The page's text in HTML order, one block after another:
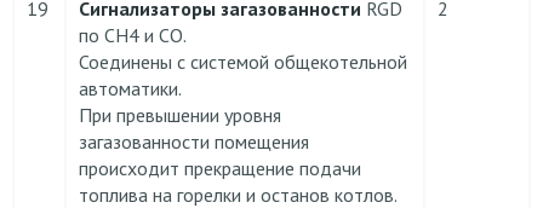
19 Сигнализаторы загазованности RGD
по CH4 и CO.
Соединены с системой общекотельной
автоматики.
При превышении уровня
загазованности помещения
происходит прекращение подачи
топлива на горелки и останов котлов.
2